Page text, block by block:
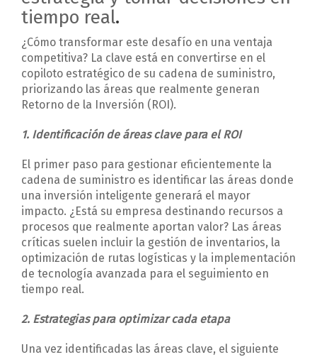
tiempo real.
¿Cómo transformar este desafío en una ventaja
competitiva? La clave está en convertirse en el
copiloto estratégico de su cadena de suministro,
priorizando las áreas que realmente generan
Retorno de la Inversión (ROI).
1. Identificación de áreas clave para el ROI
El primer paso para gestionar eficientemente la
cadena de suministro es identificar las áreas donde
una inversión inteligente generará el mayor
impacto. ¿Está su empresa destinando recursos a
procesos que realmente aportan valor? Las áreas
críticas suelen incluir la gestión de inventarios, la
optimización de rutas logísticas y la implementación
de tecnología avanzada para el seguimiento en
tiempo real.
2. Estrategias para optimizar cada etapa
Una vez identificadas las áreas clave, el siguiente